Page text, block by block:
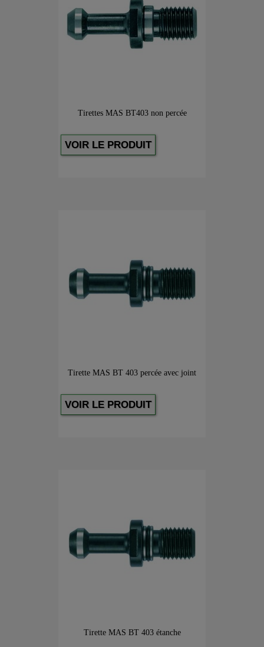
Tirettes MAS BT403 non percée
VOIR LE PRODUIT
Tirette MAS BT 403 percée avec joint
VOIR LE PRODUIT
Tirette MAS BT 403 étanche